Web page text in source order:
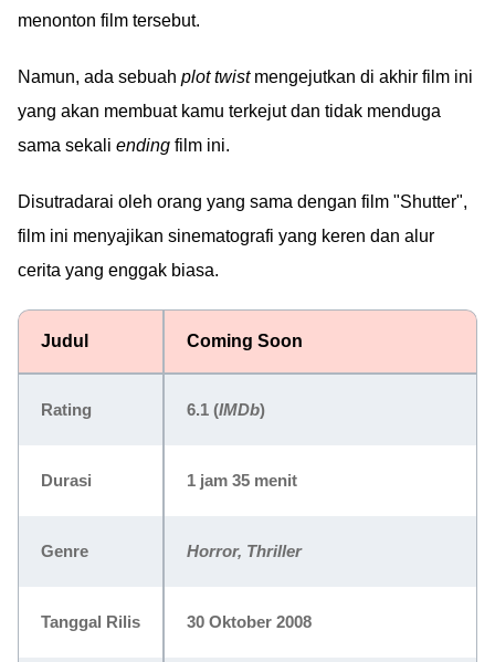
menonton film tersebut.
Namun, ada sebuah plot twistmengejutkan di akhir film ini
yang akan membuat kamu terkejut dan tidak menduga
sama sekali ending film ini.
Disutradarai oleh orang yang sama dengan film "Shutter",
film ini menyajikan sinematografi yang keren dan alur
cerita yang enggak biasa.
Judul Coming Soon
Rating 6.1 (IMDb)
Durasi 1 jam 35 menit
Genre Horror, Thriller
Tanggal Rilis 30 Oktober 2008